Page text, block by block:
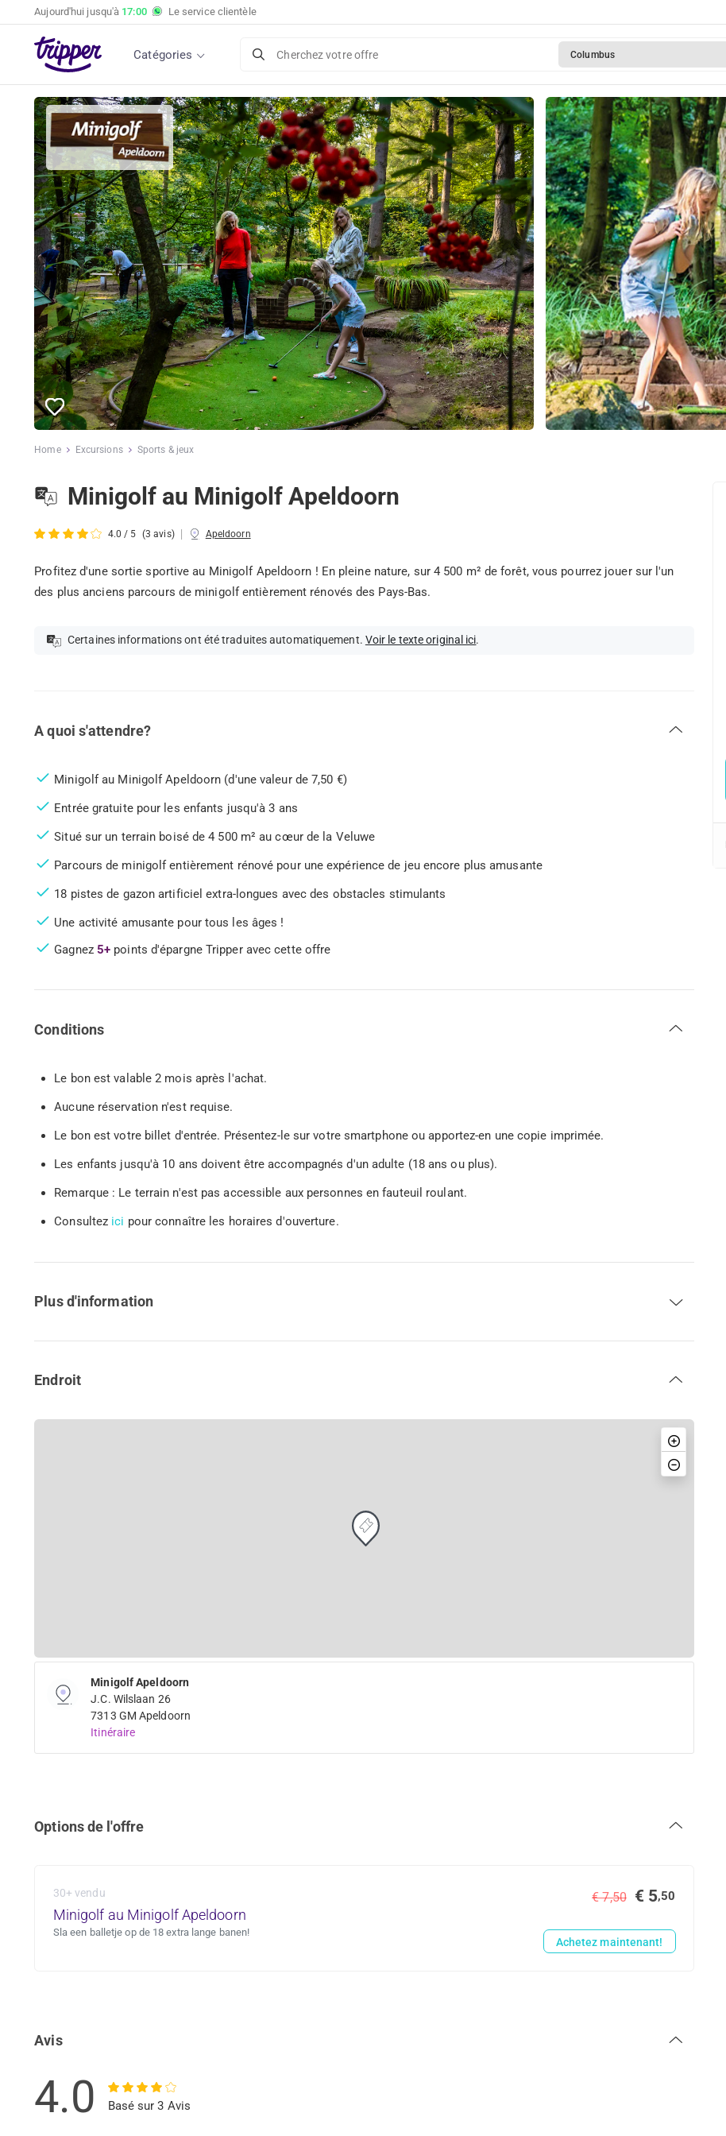
Aujourd'hui jusqu'à 17:00 Le service clientèle
Catégories Cherchez votre offre Columbus
Home Excursions Sports & jeux
Minigolf au Minigolf Apeldoorn
4.0 / 5 (3 avis) | Apeldoorn
Profitez d'une sortie sportive au Minigolf Apeldoorn ! En pleine nature, sur 4 500 m² de forêt, vous pourrez jouer sur l'un
des plus anciens parcours de minigolf entièrement rénovés des Pays-Bas.
Certaines informations ont été traduites automatiquement. Voir le texte original ici.
A quoi s'attendre?
Minigolf au Minigolf Apeldoorn (d'une valeur de 7,50 €)
Entrée gratuite pour les enfants jusqu'à 3 ans
Situé sur un terrain boisé de 4 500 m² au cœur de la Veluwe
Parcours de minigolf entièrement rénové pour une expérience de jeu encore plus amusante
18 pistes de gazon artificiel extra-longues avec des obstacles stimulants
Une activité amusante pour tous les âges !
Gagnez 5+ points d'épargne Tripper avec cette offre
Conditions
Le bon est valable 2 mois après l'achat.
Aucune réservation n'est requise.
Le bon est votre billet d'entrée. Présentez-le sur votre smartphone ou apportez-en une copie imprimée.
Les enfants jusqu'à 10 ans doivent être accompagnés d'un adulte (18 ans ou plus).
Remarque : Le terrain n'est pas accessible aux personnes en fauteuil roulant.
Consultez ici pour connaître les horaires d'ouverture.
Plus d'information
Endroit
Minigolf Apeldoorn
J.C. Wilslaan 26
7313 GM Apeldoorn
Itinéraire
Options de l'offre
30+ vendu
Minigolf au Minigolf Apeldoorn
Sla een balletje op de 18 extra lange banen!
€ 7,50 € 5,50
Achetez maintenant!
Avis
4.0 Basé sur 3 Avis